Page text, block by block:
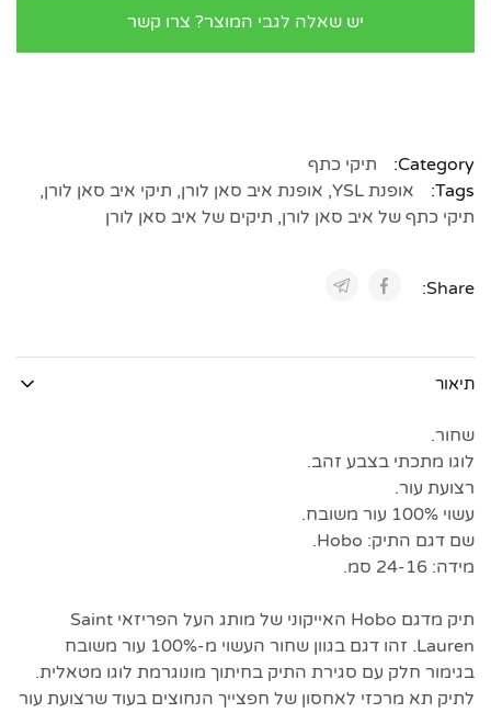
יש שאלה לגבי המוצר? צרו קשר
Category:
תיקי כתף
Tags:
אופנת YSL , אופנת איב סאן לורן, תיקי איב סאן לורן,
תיקי כתף של איב סאן לורן, תיקים של איב סאן לורן
Share:
תיאור
שחור.
לוגו מתכתי בצבע זהב.
רצועת עור.
עשוי 100% עור משובח.
שם דגם התיק: Hobo.
מידה: 24-16 סמ.
תיק מדגם Hobo האייקוני של מותג העל הפריזאי Saint
Lauren. זהו דגם בגוון שחור העשוי מ-100% עור משובח
בגימור חלק עם סגירת התיק בחיתוך מונוגרמת לוגו מטאלית.
לתיק תא מרכזי לאחסון של חפצייך הנחוצים בעוד שרצועת עור